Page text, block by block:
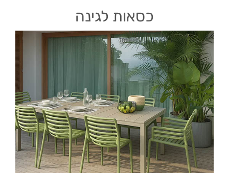
כסאות לגינה